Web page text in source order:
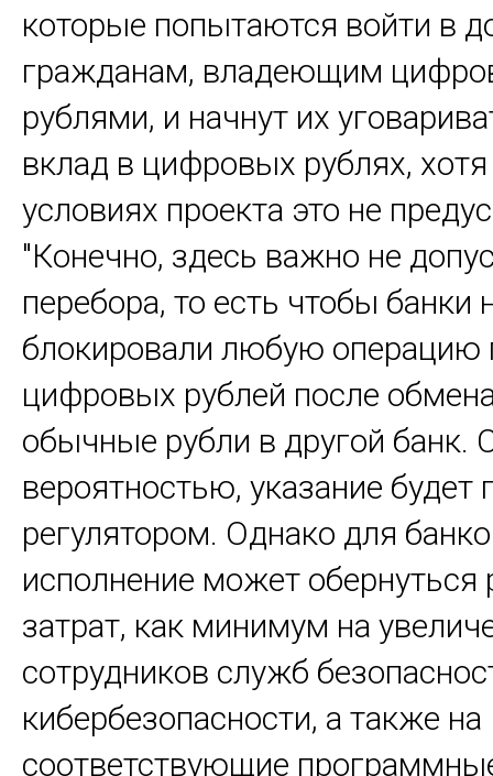
которые попытаются войти в
гражданам, владеющим
рублями, и начнут их
вклад в цифровых рублях,
условиях проекта это не
"Конечно, здесь важно не
перебора, то есть чтобы банки
блокировали любую операцию
цифровых рублей после
обычные рубли в другой банк.
вероятностью, указание будет
регулятором. Однако для
исполнение может обернуться
затрат, как минимум на
сотрудников служб
кибербезопасности, а также на
соответствующие